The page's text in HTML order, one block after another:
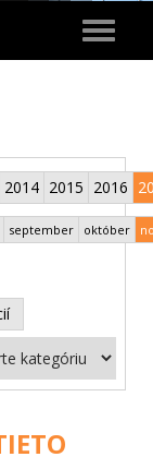
Toggle
2014 2015 2016
september október